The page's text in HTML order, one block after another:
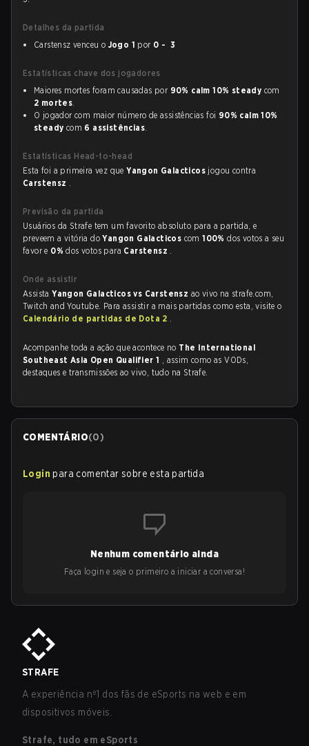
Detalhes da partida
Carstensz venceu o Jogo 1 por 0 - 3
Estatísticas chave dos jogadores
Maiores mortes foram causadas por 90% calm 10% steady com
2 mortes.
O jogador com maior número de assistências foi 90% calm 10%
steady com 6 assistências.
Estatísticas Head-to-head
Esta foi a primeira vez queYangon Galacticos jogou contra
Carstensz .
Previsão da partida
Usuários da Strafe tem um favorito absoluto para a partida, e
preveem a vitória doYangon Galacticos com100%dos votos a seu
favor e 0%dos votos para Carstensz .
Onde assistir
AssistaYangon Galacticos vs Carstensz ao vivo na strafe.com,
Twitch and Youtube. Para assistir a mais partidas como esta, visite o
Calendário de partidas de Dota 2 .
Acompanhe toda a ação que acontece no The International
Southeast Asia Open Qualifier 1 , assim como as VODs,
destaques e transmissões ao vivo, tudo na Strafe.
COMENTÁRIO(0)
Login para comentar sobre esta partida
Nenhum comentário ainda
Faça login e seja o primeiro a iniciar a conversa!
STRAFE
A experiência nº1 dos fãs de eSports na web e em
dispositivos móveis.
Strafe, tudo em eSports